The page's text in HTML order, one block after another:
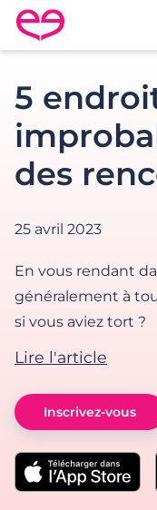
Rencontre en
5
des
25 avril 2023
En vous rendant
généralement à
si vous aviez tort ?
Lire l'article
Inscrivez-vous